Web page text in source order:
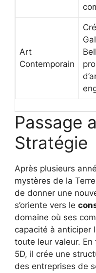
Art
Contemporain
Passage
Stratégie
Après plusieurs
mystères de la
de donner une
s’oriente vers le
domaine où ses
capacité à anticiper
toute leur valeur.
5D, il crée une
des entreprises de